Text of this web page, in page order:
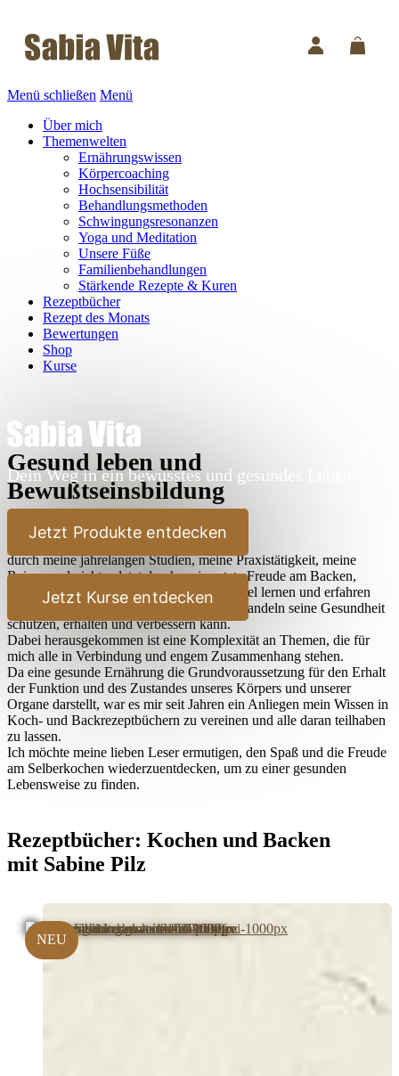
Menü schließen Menü
Über mich
Themenwelten
Ernährungswissen
Körpercoaching
Hochsensibilität
Behandlungsmethoden
Schwingungsresonanzen
Yoga und Meditation
Unsere Füße
Familienbehandlungen
Stärkende Rezepte & Kuren
Rezeptbücher
Rezept des Monats
Bewertungen
Shop
Kurse
Dein Weg in ein bewusstes und gesundes Leben
Jetzt Produkte entdecken
Jetzt Kurse entdecken
Gesund leben und
Bewußtseinsbildung
Lieber Leser,
durch meine jahrelangen Studien, meine Praxistätigkeit, meine
Reisen und nicht zuletzt durch meine stete Freude am Backen,
Kochen und Ausprobieren habe ich sehr viel lernen und erfahren
dürfen, wie der Mensch durch bewußtes Handeln seine Gesundheit
schützen, erhalten und verbessern kann.
Dabei herausgekommen ist eine Komplexität an Themen, die für
mich alle in Verbindung und engem Zusammenhang stehen.
Da eine gesunde Ernährung die Grundvoraussetzung für den Erhalt
der Funktion und des Zustandes unseres Körpers und unserer
Organe darstellt, war es mir seit Jahren ein Anliegen mein Wissen in
Koch- und Backrezeptbüchern zu vereinen und alle daran teilhaben
zu lassen.
Ich möchte meine lieben Leser ermutigen, den Spaß und die Freude
am Selberkochen wiederzuentdecken, um zu einer gesunden
Lebensweise zu finden.
Rezeptbücher: Kochen und Backen
mit Sabine Pilz
NEU